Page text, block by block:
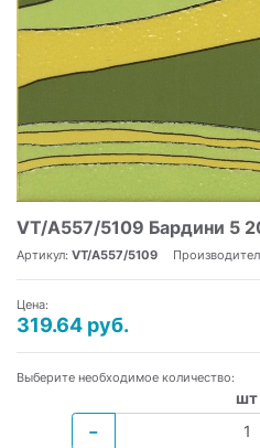
VT/A557/5109 Бардини 5
Артикул: VT/A557/5109
Цена:
319.64 руб.
Выберите необходимое количество:
шт
−